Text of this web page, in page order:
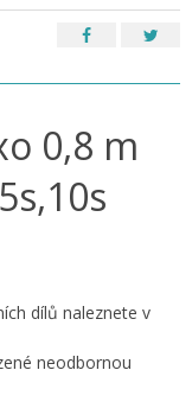
0,8 m
dílů naleznete v
neodbornou